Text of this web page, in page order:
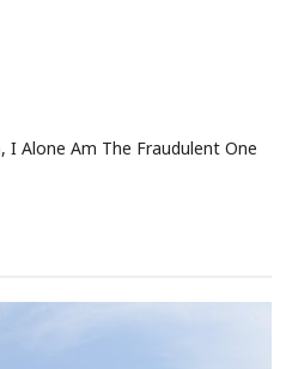
Alone Am The Fraudulent One